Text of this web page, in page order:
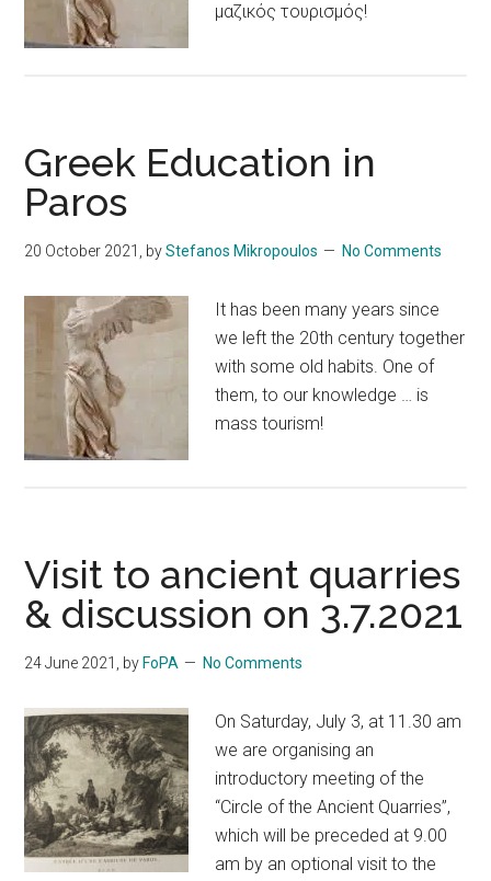
μαζικός τουρισμός!
Greek Education in
Paros
20 October 2021 , byStefanos Mikropoulos No Comments
It has been many years since
we left the 20th century together
with some old habits. One of
them, to our knowledge … is
mass tourism!
Visit to ancient quarries
& discussion on 3.7.2021
24 June 2021 , by FoPA No Comments
On Saturday, July 3, at 11.30 am
we are organising an
introductory meeting of the
“Circle of the Ancient Quarries”,
which will be preceded at 9.00
am by an optional visit to the